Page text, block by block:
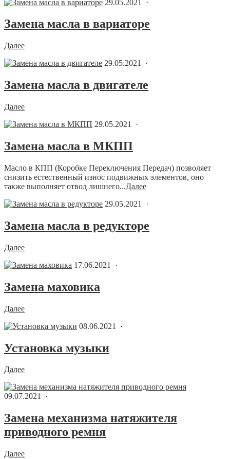
29.05.2021 ·
Замена масла в вариаторе
Далее
29.05.2021 ·
Замена масла в двигателе
Далее
29.05.2021 ·
Замена масла в МКПП
Масло в КПП (Коробке Переключения Передач) позволяет
снизить естественный износ подвижных элементов, оно
также выполняет отвод лишнего...Далее
29.05.2021 ·
Замена масла в редукторе
Далее
17.06.2021 ·
Замена маховика
Далее
08.06.2021 ·
Установка музыки
Далее
09.07.2021 ·
Замена механизма натяжителя
приводного ремня
Далее